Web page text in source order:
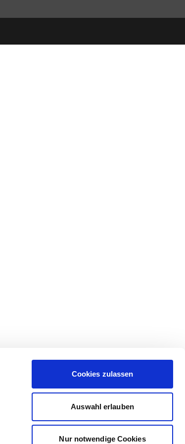
Cookies zulassen
Auswahl erlauben
Nur notwendige Cookies